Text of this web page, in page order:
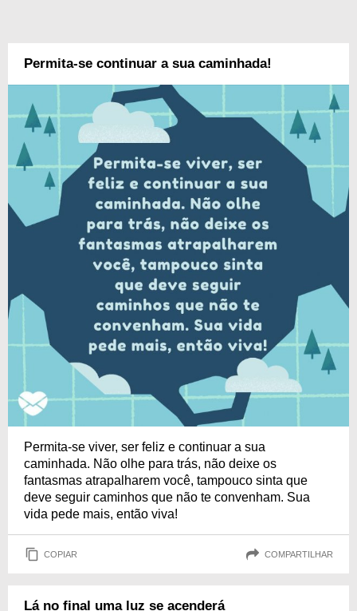
Permita-se continuar a sua caminhada!
Permita-se viver, ser feliz e continuar a sua
caminhada. Não olhe para trás, não deixe os
fantasmas atrapalharem você, tampouco sinta que
deve seguir caminhos que não te convenham. Sua
vida pede mais, então viva!
COPIAR COMPARTILHAR
Lá no final uma luz se acenderá